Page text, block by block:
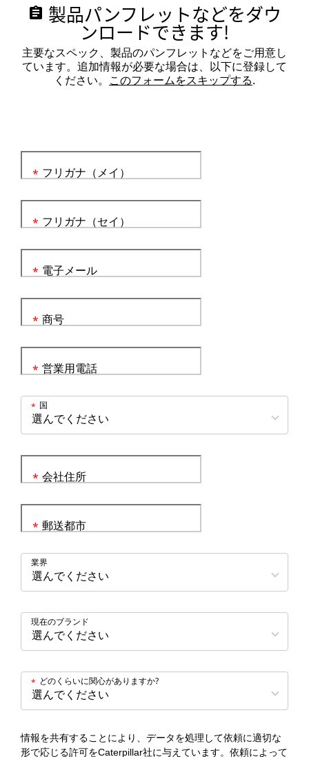
assignment 製品パンフレットなどをダウ
ンロードできます!
主要なスペック、製品のパンフレットなどをご用意し
ています。追加情報が必要な場合は、以下に登録して
ください。 このフォームをスキップする.
フリガナ（メイ）
*
フリガナ（セイ）
*
電子メール
*
商号
*
営業用電話
*
国
*
会社住所
*
郵送都市
*
業界
現在のブランド
どのくらいに関心がありますか?
*
情報を共有することにより、データを処理して依頼に適切な
形で応じる許可をCaterpillar社に与えています。依頼によって